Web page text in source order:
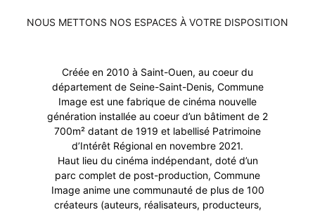
NOUS METTONS NOS ESPACES À VOTRE DISPOSITION
Créée en 2010 à Saint-Ouen, au coeur du
département de Seine-Saint-Denis, Commune
Image est une fabrique de cinéma nouvelle
génération installée au coeur d’un bâtiment de 2
700m² datant de 1919 et labellisé Patrimoine
d’Intérêt Régional en novembre 2021.
Haut lieu du cinéma indépendant, doté d’un
parc complet de post-production, Commune
Image anime une communauté de plus de 100
créateurs (auteurs, réalisateurs, producteurs,